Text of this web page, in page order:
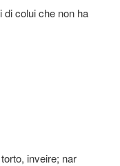
di colui che non ha
inveire; nar